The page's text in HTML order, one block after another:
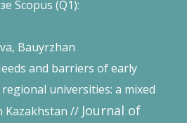
Scopus (Q1):
Bauyrzhan
and barriers of early
universities: a mixed
Kazakhstan // Journal of